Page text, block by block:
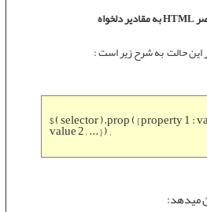
$ ( selector ).prop ( { property 1 :
value 2 , ... } ) ;
میدهد: